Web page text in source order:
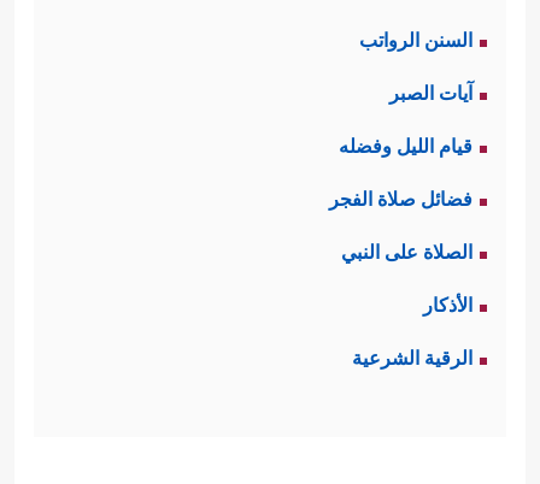
السنن الرواتب
آيات الصبر
قيام الليل وفضله
فضائل صلاة الفجر
الصلاة على النبي
الأذكار
الرقية الشرعية